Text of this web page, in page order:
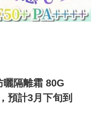
隔離霜 80G
預計3月下旬到